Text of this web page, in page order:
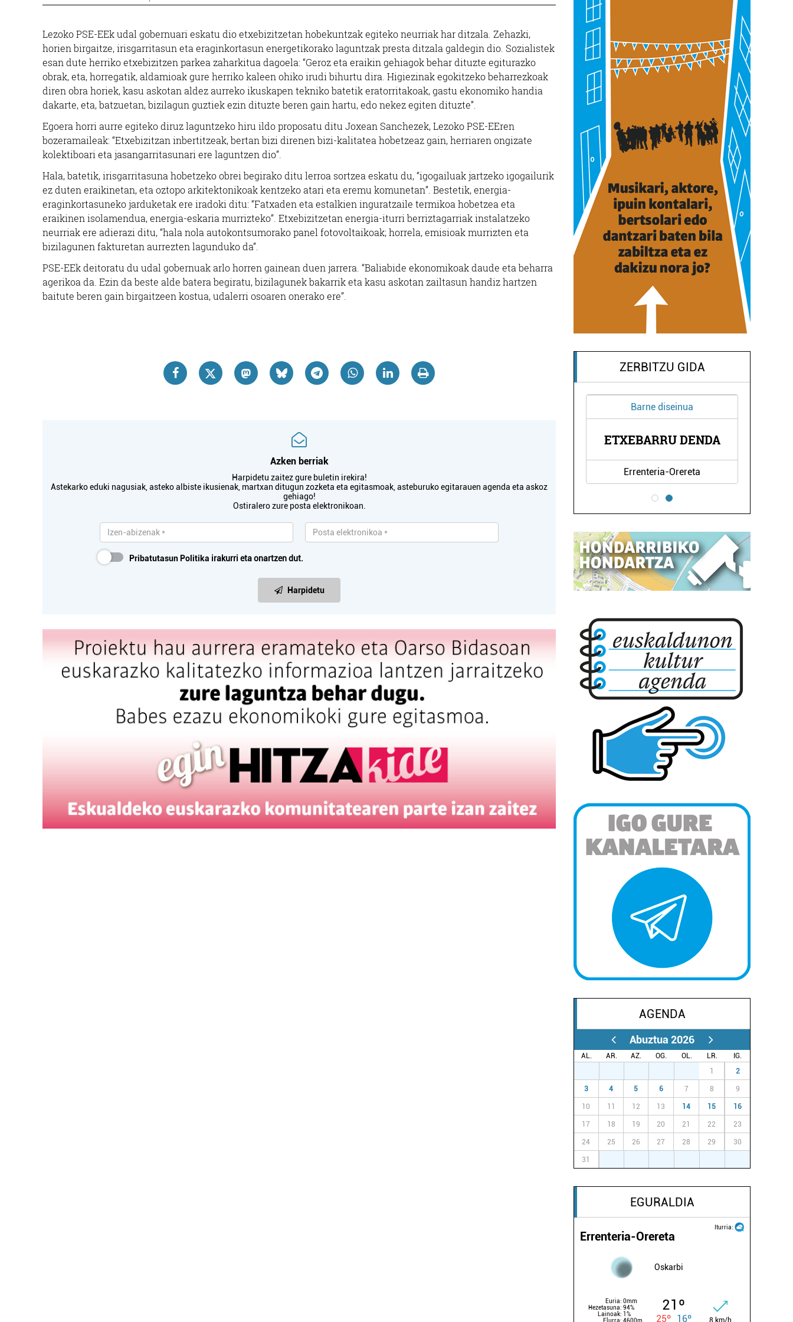
Lezoko PSE-EEk udal gobernuari eskatu dio etxebizitzetan hobekuntzak egiteko neurriak har ditzala. Zehazki,
horien birgaitze, irisgarritasun eta eraginkortasun energetikorako laguntzak presta ditzala galdegin dio. Sozialistek
esan dute herriko etxebizitzen parkea zaharkitua dagoela: “Geroz eta eraikin gehiagok behar dituzte egiturazko
obrak, eta, horregatik, aldamioak gure herriko kaleen ohiko irudi bihurtu dira. Higiezinak egokitzeko beharrezkoak
diren obra horiek, kasu askotan aldez aurreko ikuskapen tekniko batetik eratorritakoak, gastu ekonomiko handia
dakarte, eta, batzuetan, bizilagun guztiek ezin dituzte beren gain hartu, edo nekez egiten dituzte”.
Egoera horri aurre egiteko diruz laguntzeko hiru ildo proposatu ditu Joxean Sanchezek, Lezoko PSE-EEren
bozeramaileak: “Etxebizitzan inbertitzeak, bertan bizi direnen bizi-kalitatea hobetzeaz gain, herriaren ongizate
kolektiboari eta jasangarritasunari ere laguntzen dio”.
Hala, batetik, irisgarritasuna hobetzeko obrei begirako ditu lerroa sortzea eskatu du, “igogailuak jartzeko igogailurik
ez duten eraikinetan, eta oztopo arkitektonikoak kentzeko atari eta eremu komunetan”. Bestetik, energia-
eraginkortasuneko jarduketak ere iradoki ditu: “Fatxaden eta estalkien inguratzaile termikoa hobetzea eta
eraikinen isolamendua, energia-eskaria murrizteko”. Etxebizitzetan energia-iturri berriztagarriak instalatzeko
neurriak ere adierazi ditu, “hala nola autokontsumorako panel fotovoltaikoak; horrela, emisioak murrizten eta
bizilagunen fakturetan aurrezten lagunduko da”.
PSE-EEk deitoratu du udal gobernuak arlo horren gainean duen jarrera. “Baliabide ekonomikoak daude eta beharra
agerikoa da. Ezin da beste alde batera begiratu, bizilagunek bakarrik eta kasu askotan zailtasun handiz hartzen
baitute beren gain birgaitzeen kostua, udalerri osoaren onerako ere”.
Azken berriak
Harpidetu zaitez gure buletin irekira!
Astekarko eduki nagusiak, asteko albiste ikusienak, martxan ditugun zozketa eta egitasmoak, asteburuko egitarauen agenda eta askoz
gehiago!
Ostiralero zure posta elektronikoan.
Pribatutasun Politika irakurri eta onartzen dut.
Harpidetu
ZERBITZU GIDA
ETXEBARRU DENDA
Errenteria-Orereta
Barne diseinua
ETXEBARRU DENDA
Errenteria-Orereta
AGENDA
Abuztua 2026
AL. AR. AZ. OG. OL. LR.
IG.
1 2
3 4 5 6 7 8 9
10 11 12 13 14 15 16
17 18 19 20 21 22 23
24 25 26 27 28 29 30
31
EGURALDIA
Iturria:
Errenteria-Orereta
Oskarbi
Euria: 0mm
Hezetasuna: 94%
Lainoak: 1%
Elurra: 4600m
21º
25º 16º 8 km/h